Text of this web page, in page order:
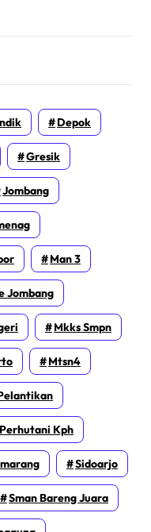
Depok
Gresik
Jombang
Man 3
Jombang
Mkks Smpn
Mtsn4
Perhutani Kph
Sidoarjo
Sman Bareng Juara